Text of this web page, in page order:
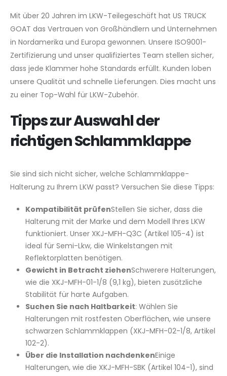
Mit über 20 Jahren im LKW-Teilegeschäft hat US TRUCK
GOAT das Vertrauen von Großhändlern und Unternehmen
in Nordamerika und Europa gewonnen. Unsere ISO9001-
Zertifizierung und unser qualifiziertes Team stellen sicher,
dass jede Klammer hohe Standards erfüllt. Kunden loben
unsere Qualität und schnelle Lieferungen. Dies macht uns
zu einer Top-Wahl für LKW-Zubehör.
Tipps zur Auswahl der
richtigen Schlammklappe
Sie sind sich nicht sicher, welche Schlammklappe-
Halterung zu Ihrem LKW passt? Versuchen Sie diese Tipps:
Kompatibilität prüfenStellen Sie sicher, dass die
Halterung mit der Marke und dem Modell Ihres LKW
funktioniert. Unser XKJ-MFH-Q3C (Artikel 105-4) ist
ideal für Semi-Lkw, die Winkelstangen mit
Reflektorplatten benötigen.
Gewicht in Betracht ziehenSchwerere Halterungen,
wie die XKJ-MFH-01-1/8 (9,1 kg), bieten zusätzliche
Stabilität für harte Aufgaben.
Suchen Sie nach Haltbarkeit: Wählen Sie
Halterungen mit rostfesten Oberflächen, wie unsere
schwarzen Schlammklappen (XKJ-MFH-02-1/8, Artikel
102-2).
Über die Installation nachdenkenEinige
Halterungen, wie die XKJ-MFH-SBK (Artikel 104-1), sind